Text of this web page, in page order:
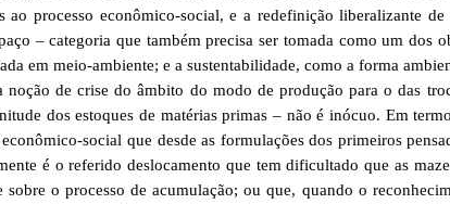
ao processo econômico-social, e a redefinição liberalizante
– categoria que também precisa ser tomada como um dos
em meio-ambiente; e a sustentabilidade, como a forma
de crise do âmbito do modo de produção para o das
dos estoques de matérias primas – não é inócuo. Em
social que desde as formulações dos primeiros
é o referido deslocamento que tem dificultado que as
sobre o processo de acumulação; ou que, quando o